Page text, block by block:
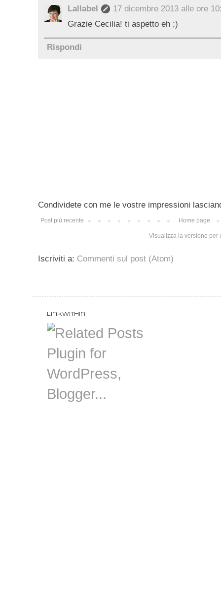
Lallabel
17 dicembre 2013 alle ore
Grazie Cecilia! ti aspetto eh ;)
Rispondi
Condividete con me le vostre impressioni
Post più recente Home page
Visualizza la versione per
Iscriviti a: Commenti sul post (Atom)
LinkWithin